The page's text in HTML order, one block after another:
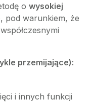
o wysokiej
, pod warunkiem, że
przemijające):
i innych funkcji